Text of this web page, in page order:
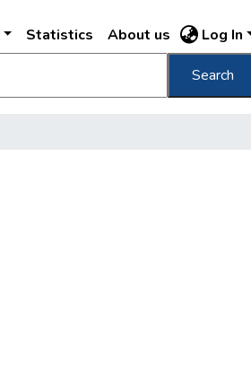
Statistics About us Log In
Search